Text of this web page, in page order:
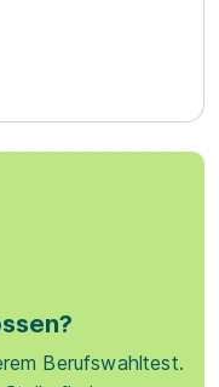
Berufswahltest.